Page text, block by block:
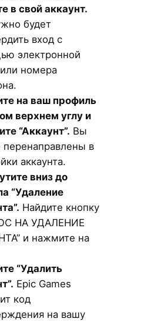
в свой аккаунт.
будет
вход с
электронной
номера
на ваш профиль
верхнем углу и
“Аккаунт”. Вы
перенаправлены в
аккаунта.
вниз до
“Удаление
Найдите кнопку
НА УДАЛЕНИЕ
и нажмите на
“Удалить
Epic Games
код
на вашу